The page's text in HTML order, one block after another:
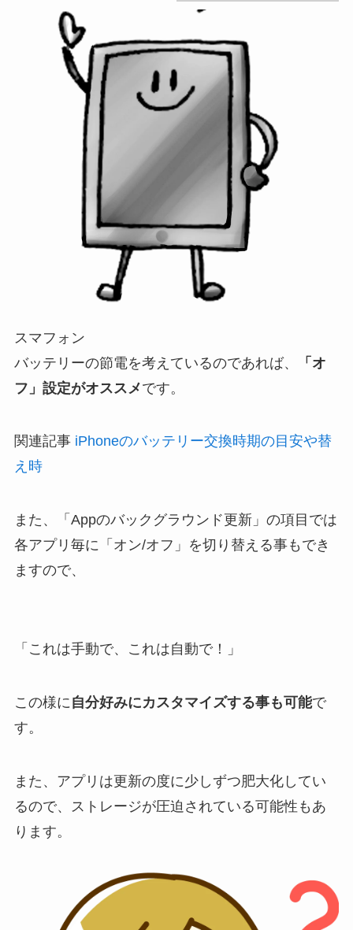
スマフォン
バッテリーの節電を考えているのであれば、
「オ
フ」設定がオススメです。
関連記事 iPhoneのバッテリー交換時期の目安や替
え時
また、「Appのバックグラウンド更新」の項目では
各アプリ毎に「オン/オフ」を切り替える事もでき
ますので、
「これは手動で、これは自動で！」
この様に 自分好みにカスタマイズする事も可能で
す。
また、 アプリは更新の度に少しずつ肥大化してい
るので、ストレージが圧迫されている可能性もあ
ります。